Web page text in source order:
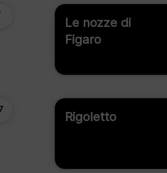
Le nozze di
Figaro
Rigoletto